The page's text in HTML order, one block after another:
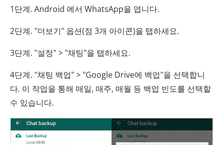
1단계. Android 에서 WhatsApp을 엽니다.
2단계. "더보기" 옵션(점 3개 아이콘)을 탭하세요.
3단계. "설정" > "채팅"을 탭하세요.
4단계. "채팅 백업" > "Google Drive에 백업"을 선택합니
다. 이 작업을 통해 매일, 매주, 매월 등 백업 빈도를 선택할
수 있습니다.